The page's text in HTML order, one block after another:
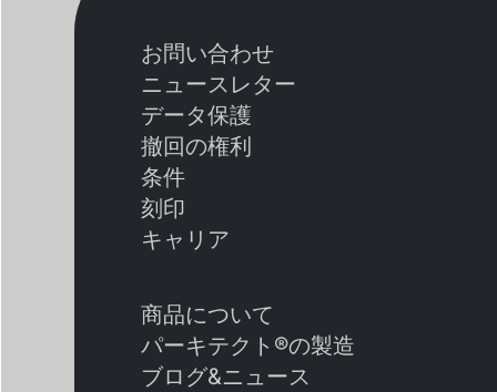
お問い合わせ
ニュースレター
データ保護
撤回の権利
条件
刻印
キャリア
商品について
パーキテクト®の製造
ブログ&ニュース